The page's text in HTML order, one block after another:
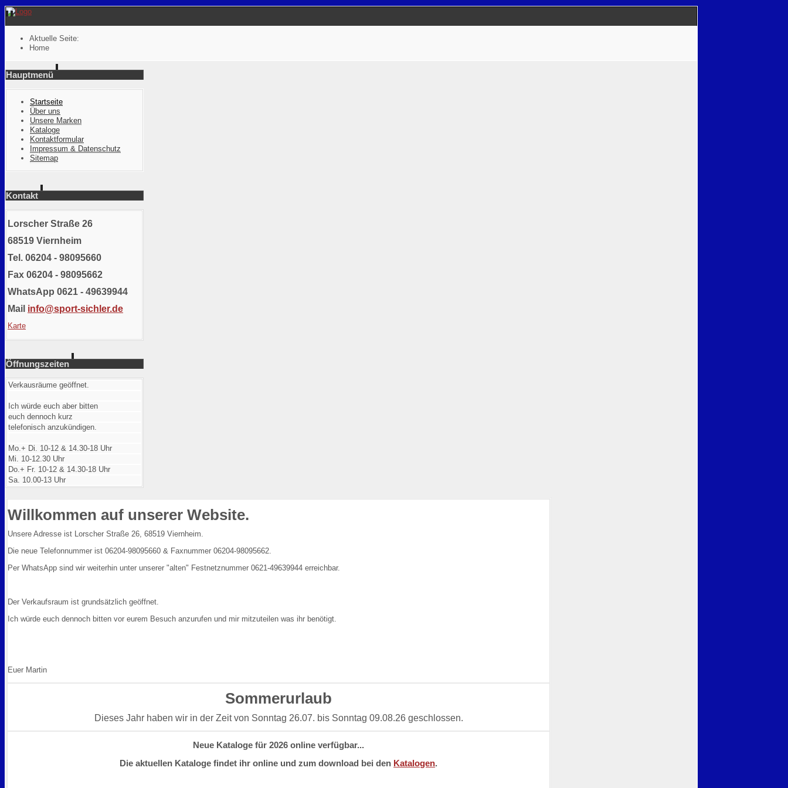
Aktuelle Seite:
Home
Hauptmenü
Startseite
Über uns
Unsere Marken
Kataloge
Kontaktformular
Impressum & Datenschutz
Sitemap
Kontakt
Lorscher Straße 26
68519 Viernheim
Tel. 06204 - 98095660
Fax 06204 - 98095662
WhatsApp 0621 - 49639944
Mail info@sport-sichler.de
Karte
Öffnungszeiten
Verkausräume geöffnet.
Ich würde euch aber bitten
euch dennoch kurz
telefonisch anzukündigen.
Mo.+ Di. 10-12 & 14.30-18 Uhr
Mi. 10-12.30 Uhr
Do.+ Fr. 10-12 & 14.30-18 Uhr
Sa. 10.00-13 Uhr
Willkommen auf unserer Website.
Unsere Adresse ist Lorscher Straße 26, 68519 Viernheim.
Die neue Telefonnummer ist 06204-98095660 & Faxnummer 06204-98095662.
Per WhatsApp sind wir weiterhin unter unserer "alten" Festnetznummer 0621-49639944 erreichbar.
Der Verkaufsraum ist grundsätzlich geöffnet.
Ich würde euch dennoch bitten vor eurem Besuch anzurufen und mir mitzuteilen was ihr benötigt.
Euer Martin
Sommerurlaub
Dieses Jahr haben wir in der Zeit von Sonntag 26.07. bis Sonntag 09.08.26 geschlossen.
Neue Kataloge für 2026 online verfügbar...
Dieaktuellen Kataloge findet ihr online und zum download bei den Katalogen.